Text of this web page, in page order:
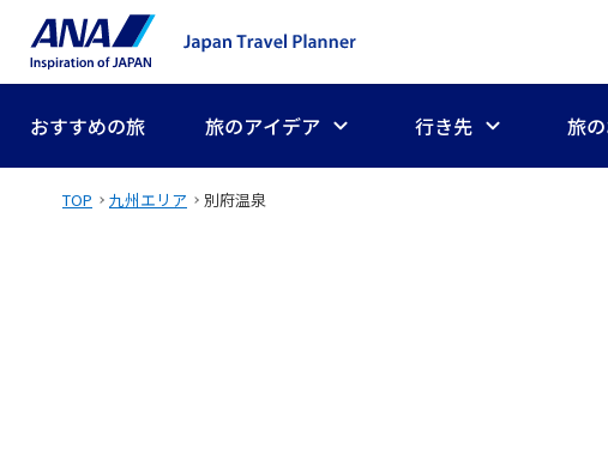
おすすめの旅 旅のアイデア 行き先 旅
TOP 九州エリア 別府温泉